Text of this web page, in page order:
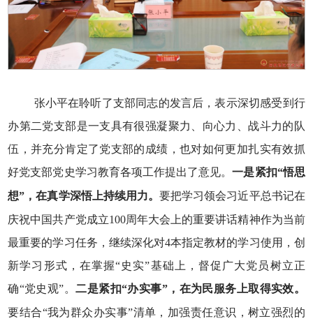
张小平在聆听了支部同志的发言后，表示深切感受到行
办第二党支部是一支具有很强凝聚力、向心力、战斗力的队
伍，并充分肯定了党支部的成绩，也对如何更加扎实有效抓
好党支部党史学习教育各项工作提出了意见。一是紧扣“悟思
想”，在真学深悟上持续用力。要把学习领会习近平总书记在
庆祝中国共产党成立100周年大会上的重要讲话精神作为当前
最重要的学习任务，继续深化对4本指定教材的学习使用，创
新学习形式，在掌握“史实”基础上，督促广大党员树立正
确“党史观”。二是紧扣“办实事”，在为民服务上取得实效。
要结合“我为群众办实事”清单，加强责任意识，树立强烈的